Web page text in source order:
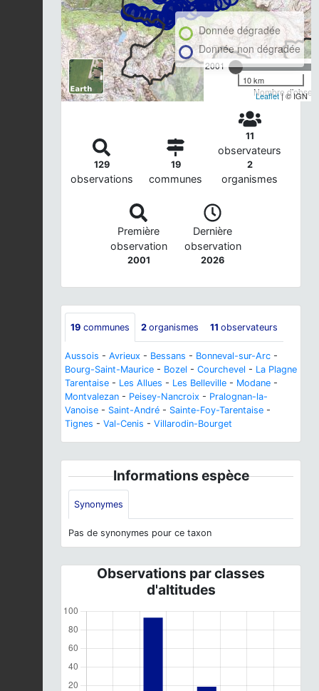
2001
Nombre
Donnée dégradée
Donnée non dégradée
10 km
Leaflet| © IGN
129
observations
19
communes
11
observateurs
2
organismes
Première
observation
2001
Dernière
observation
2026
19 communes 2 organismes 11 observateurs
Aussois - Avrieux - Bessans - Bonneval-sur-Arc -
Bourg-Saint-Maurice - Bozel - Courchevel - La Plagne
Tarentaise - Les Allues - Les Belleville - Modane -
Montvalezan - Peisey-Nancroix - Pralognan-la-
Vanoise - Saint-André - Sainte-Foy-Tarentaise -
Tignes - Val-Cenis - Villarodin-Bourget
Informations espèce
Synonymes
Pas de synonymes pour ce taxon
Observations par classes
d'altitudes